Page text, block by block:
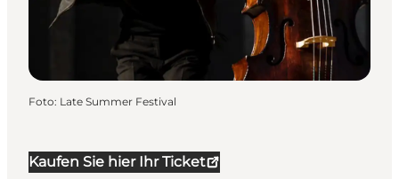
Kaufen Sie hier Ihr Ticket
Foto: Late Summer Festival